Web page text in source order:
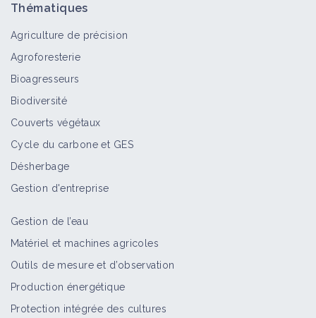
Thématiques
Agriculture de précision
Agroforesterie
Bioagresseurs
Biodiversité
Couverts végétaux
Cycle du carbone et GES
Désherbage
Gestion d'entreprise
Gestion de l’eau
Matériel et machines agricoles
Outils de mesure et d’observation
Production énergétique
Protection intégrée des cultures